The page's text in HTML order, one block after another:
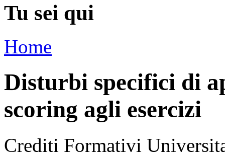
Tu sei qui
Home
Disturbi specifici di
scoring agli esercizi
Crediti Formativi